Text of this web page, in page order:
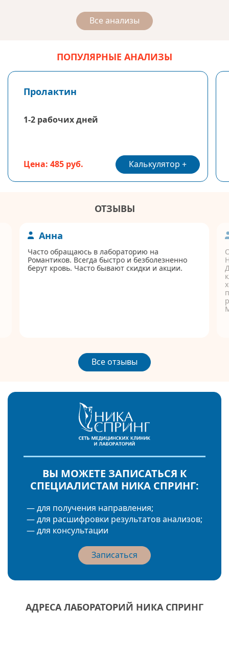
Все анализы
ПОПУЛЯРНЫЕ АНАЛИЗЫ
Пролактин
1-2 рабочих дней
Цена: 485 руб. Калькулятор
ОТЗЫВЫ
Анна
Часто обращаюсь в лабораторию на
Романтиков. Всегда быстро и безболезненно
берут кровь. Часто бывают скидки и акции.
Все отзывы
ВЫ МОЖЕТЕ ЗАПИСАТЬСЯ К
СПЕЦИАЛИСТАМ НИКА СПРИНГ:
— для получения направления;
— для расшифровки результатов анализов;
— для консультации
Записаться
АДРЕСА ЛАБОРАТОРИЙ НИКА СПРИНГ